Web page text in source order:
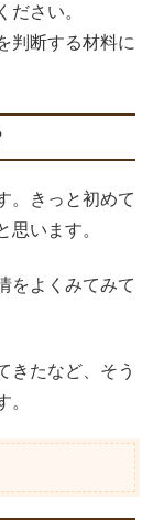
ださい。
判断する材料に
。きっと初めて
います。
をよくみてみて
きたなど、そう
。